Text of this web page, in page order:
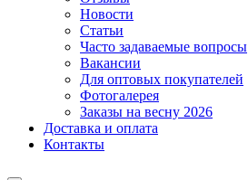
Новости
Статьи
Часто задаваемые вопросы
Вакансии
Для оптовых покупателей
Фотогалерея
Заказы на весну 2026
Доставка и оплата
Контакты